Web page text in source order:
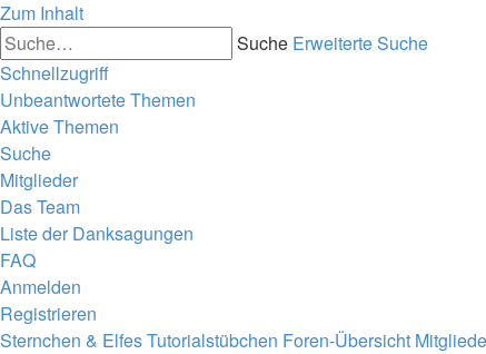
Zum Inhalt
Suche Erweiterte Suche
Schnellzugriff
Unbeantwortete Themen
Aktive Themen
Suche
Mitglieder
Das Team
Liste der Danksagungen
FAQ
Anmelden
Registrieren
Sternchen & Elfes Tutorialstübchen Foren-Übersicht